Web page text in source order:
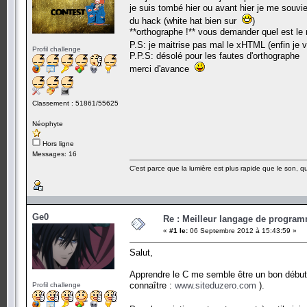
Profil challenge
Classement : 51861/55625
Néophyte
Hors ligne
Messages: 16
je suis tombé hier ou avant hier je me
du hack (white hat bien sur
)
**orthographe !** vous demander quel est
P.S: je maitrise pas mal le xHTML (enfin
P.P.S: désolé pour les fautes d'orthographe
merci d'avance
C'est parce que la lumière est plus rapide que le son,
Ge0
Profil challenge
Re : Meilleur langage de
« #1 le: 06 Septembre 2012 à 15:43:59 »
Salut,
Apprendre le C me semble être un bon
connaître : www.siteduzero.com ).